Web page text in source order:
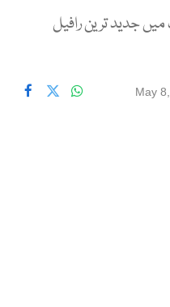
جدید ترین رافیل
May